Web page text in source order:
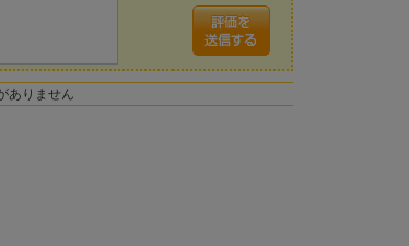
ありません